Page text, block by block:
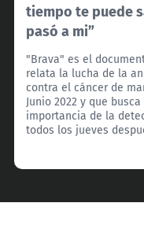
tiempo te puede
pasó a mi”
"Brava" es el
relata la lucha de la
contra el cáncer de
Junio 2022 y que
importancia de la
todos los jueves